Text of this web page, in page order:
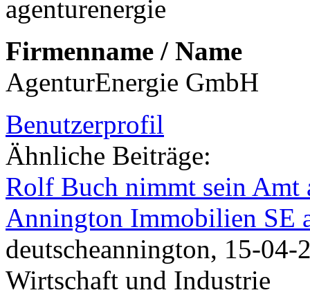
Firmenname / Name
AgenturEnergie GmbH
Benutzerprofil
Ähnliche Beiträge:
Rolf Buch nimmt sein Amt
Annington Immobilien SE
deutscheannington, 15-04-
Wirtschaft und Industrie